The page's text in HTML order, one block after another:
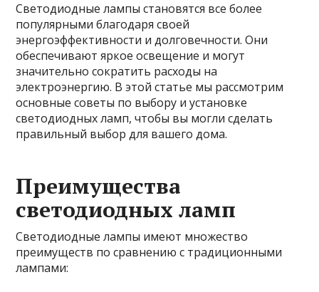
Светодиодные лампы становятся все более
популярными благодаря своей
энергоэффективности и долговечности. Они
обеспечивают яркое освещение и могут
значительно сократить расходы на
электроэнергию. В этой статье мы рассмотрим
основные советы по выбору и установке
светодиодных ламп, чтобы вы могли сделать
правильный выбор для вашего дома.
Преимущества
светодиодных ламп
Светодиодные лампы имеют множество
преимуществ по сравнению с традиционными
лампами: